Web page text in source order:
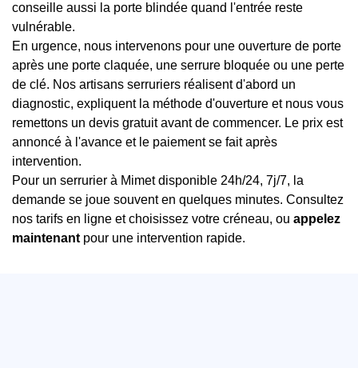
conseille aussi la porte blindée quand l'entrée reste
vulnérable.
En urgence, nous intervenons pour une ouverture de porte
après une porte claquée, une serrure bloquée ou une perte
de clé. Nos artisans serruriers réalisent d'abord un
diagnostic, expliquent la méthode d'ouverture et nous vous
remettons un devis gratuit avant de commencer. Le prix est
annoncé à l'avance et le paiement se fait après
intervention.
Pour un serrurier à Mimet disponible 24h/24, 7j/7, la
demande se joue souvent en quelques minutes. Consultez
nos tarifs en ligne et choisissez votre créneau, ou appelez
maintenant pour une intervention rapide.